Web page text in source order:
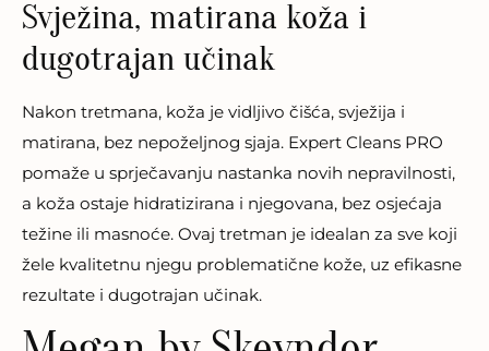
Svježina, matirana koža i
dugotrajan učinak
Nakon tretmana, koža je vidljivo čišća, svježija i
matirana, bez nepoželjnog sjaja. Expert Cleans PRO
pomaže u sprječavanju nastanka novih nepravilnosti,
a koža ostaje hidratizirana i njegovana, bez osjećaja
težine ili masnoće. Ovaj tretman je idealan za sve koji
žele kvalitetnu njegu problematične kože, uz efikasne
rezultate i dugotrajan učinak.